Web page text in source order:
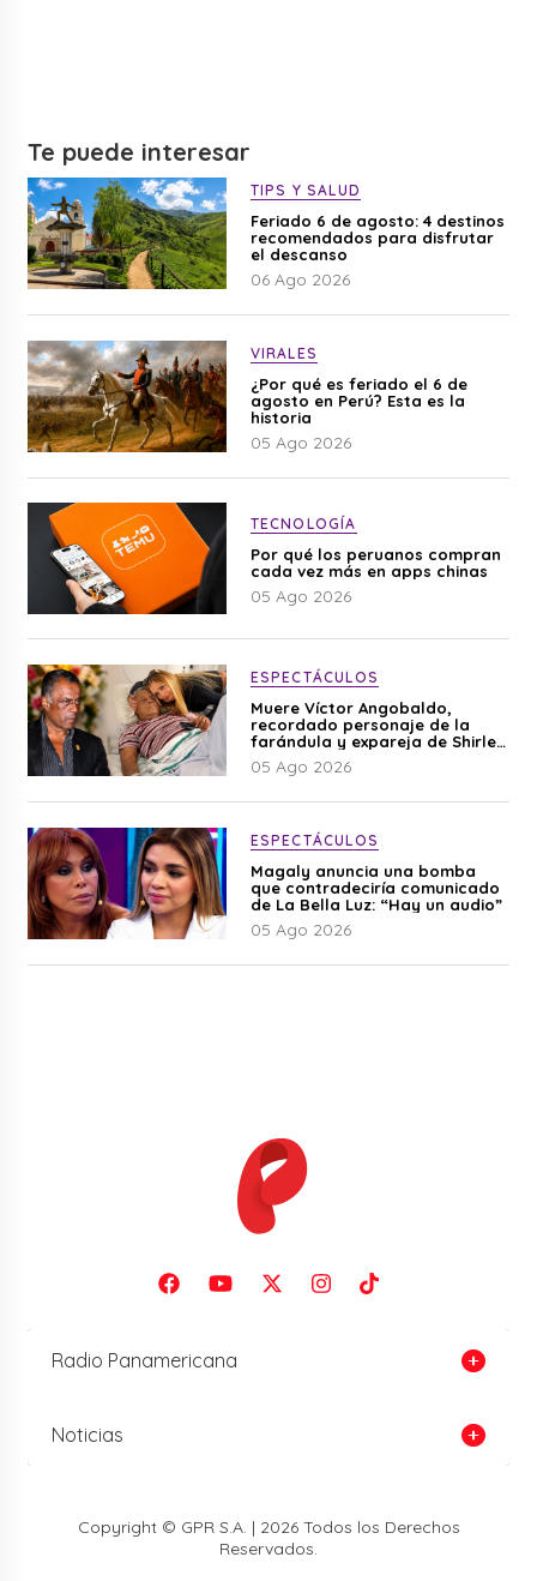
Te puede interesar
TIPS Y SALUD
Feriado 6 de agosto: 4 destinos
recomendados para disfrutar
el descanso
06 Ago 2026
VIRALES
¿Por qué es feriado el 6 de
agosto en Perú? Esta es la
historia
05 Ago 2026
TECNOLOGÍA
Por qué los peruanos compran
cada vez más en apps chinas
05 Ago 2026
ESPECTÁCULOS
Muere Víctor Angobaldo,
recordado personaje de la
farándula y expareja de Shirley
Cherres
05 Ago 2026
ESPECTÁCULOS
Magaly anuncia una bomba
que contradeciría comunicado
de La Bella Luz: “Hay un audio”
05 Ago 2026
Radio Panamericana
Noticias
Copyright © GPR S.A. | 2026 Todos los Derechos
Reservados.